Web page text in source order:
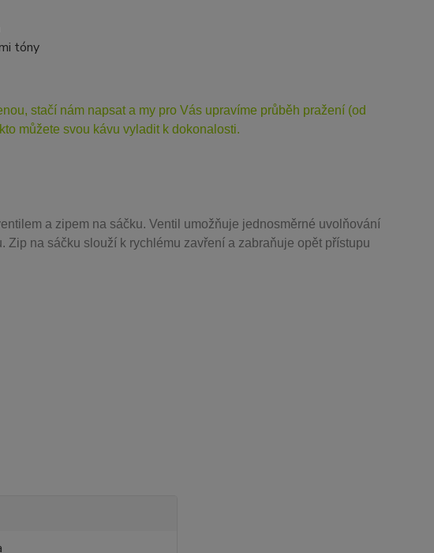
tóny
stačí nám napsat a my pro Vás upravíme průběh pražení (od
můžete svou kávu vyladit k dokonalosti.
a zipem na sáčku. Ventil umožňuje jednosměrné uvolňování
na sáčku slouží k rychlému zavření a zabraňuje opět přístupu